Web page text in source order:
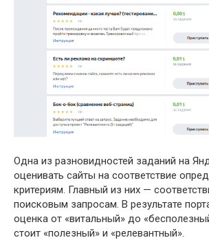
Одна из разновидностей заданий на
оценивать сайты на соответствие
критериям. Главный из них —
поисковым запросам. В результате
оценка от «витальный» до
стоит «полезный» и «релевантный».